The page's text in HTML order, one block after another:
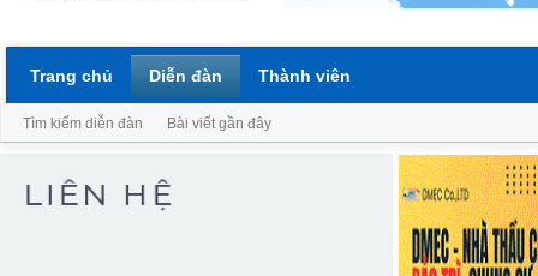
Trang chủ Diễn đàn
Tìm kiếm diễn đàn Bài viết gần đây
Thành viên